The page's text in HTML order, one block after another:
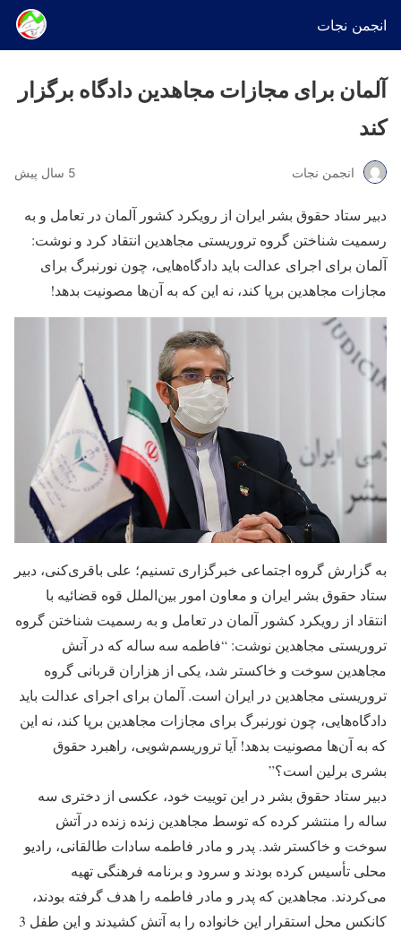
انجمن نجات
آلمان برای مجازات مجاهدین دادگاه برگزار
کند
انجمن نجات 5 سال پیش
دبیر ستاد حقوق بشر ایران از رویکرد کشور آلمان در تعامل و به
رسمیت شناختن گروه تروریستی مجاهدین انتقاد کرد و نوشت:
آلمان برای اجرای عدالت باید دادگاه‌هایی، چون نورنبرگ برای
مجازات مجاهدین برپا کند، نه این که به آن‌ها مصونیت بدهد!
به گزارش گروه اجتماعی خبرگزاری تسنیم؛ علی باقری‌کنی، دبیر
ستاد حقوق بشر ایران و معاون امور بین‌الملل قوه قضائیه با
انتقاد از رویکرد کشور آلمان در تعامل و به رسمیت شناختن گروه
تروریستی مجاهدین نوشت: “فاطمه سه ساله که در آتش
مجاهدین سوخت و خاکستر شد، یکی از هزاران قربانی گروه
تروریستی مجاهدین در ایران است. آلمان برای اجرای عدالت باید
دادگاه‌هایی، چون نورنبرگ برای مجازات مجاهدین برپا کند، نه این
که به آن‌ها مصونیت بدهد! آیا تروریسم‌شویی، راهبرد حقوق
بشری برلین است؟”
دبیر ستاد حقوق بشر در این توییت خود، عکسی از دختری سه
ساله را منتشر کرده که توسط مجاهدین زنده زنده در آتش
سوخت و خاکستر شد. پدر و مادر فاطمه سادات طالقانی، رادیو
محلی تأسیس کرده بودند و سرود و برنامه فرهنگی تهیه
می‌کردند. مجاهدین که پدر و مادر فاطمه را هدف گرفته بودند،
کانکس محل استقرار این خانواده را به آتش کشیدند و این طفل 3